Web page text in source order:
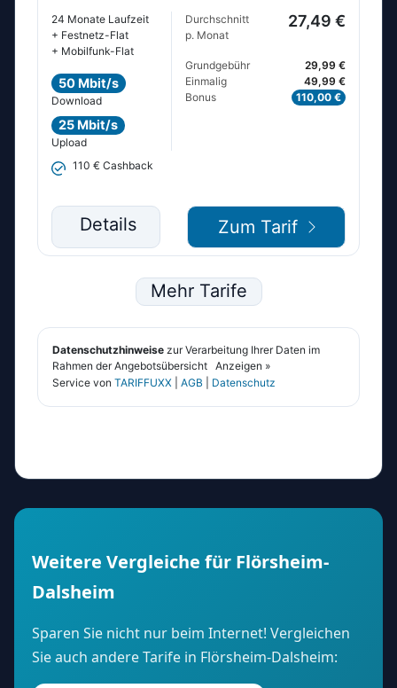
Weitere Vergleiche für Flörsheim-
Dalsheim
Sparen Sie nicht nur beim Internet! Vergleichen
Sie auch andere Tarife in Flörsheim-Dalsheim: